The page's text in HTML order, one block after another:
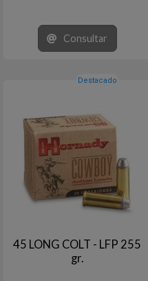
Consultar
Destacado
45 LONG COLT - LFP 255
gr.